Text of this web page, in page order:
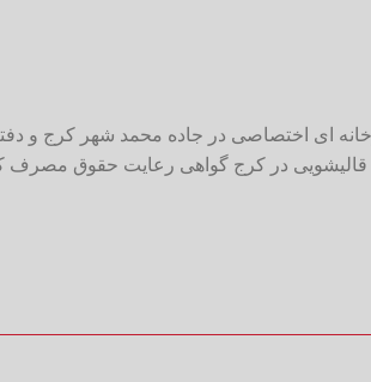
ای اختصاصی در جاده محمد شهر کرج و دفتر
و ۹۶ با افتخار به عنوان اولین مجموعه قالیشویی در کرج گواهی